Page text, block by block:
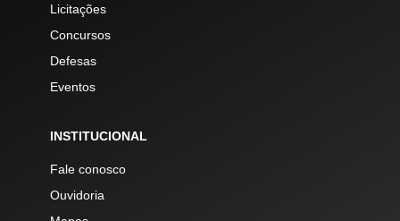
Licitações
Concursos
Defesas
Eventos
INSTITUCIONAL
Fale conosco
Ouvidoria